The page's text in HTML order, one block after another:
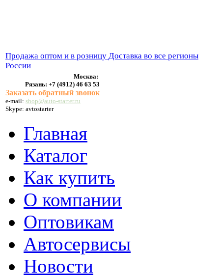
Продажа оптом и в розницу Доставка во все регионы
России
Москва:
Рязань: +7 (4912) 46 63 53
Заказать обратный звонок
e-mail: shop@auto-starter.ru
Skype: avtostarter
Главная
Каталог
Как купить
О компании
Оптовикам
Автосервисы
Новости